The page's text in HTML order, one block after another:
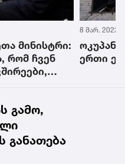
მინისტრი:
რომ ჩვენ
8 მარ. 2022
ერთი
გამო,
განათება